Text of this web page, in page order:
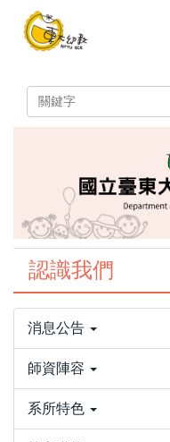
認識我們
消息公告
師資陣容
系所特色